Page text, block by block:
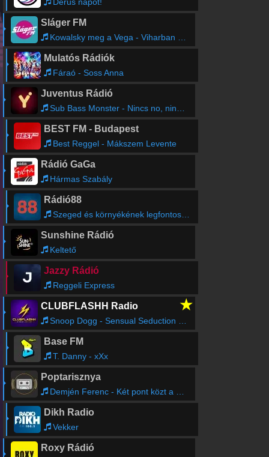
Sláger FM
Kowalsky meg a Vega - Viharban szivárvány
Mulatós Rádiók
Fáraó - Soss Anna
Juventus Rádió
Sub Bass Monster - Nincs no, nincs siras
BEST FM - Budapest
Best Reggel - Mákszem Levente
Rádió GaGa
Hármas Szabály
Rádió88
Szeged és környékének legfontosabb hírei
Sunshine Rádió
Keltető
Jazzy Rádió
Reggeli Express
CLUBFLASHH Radio ★
Snoop Dogg - Sensual Seduction (Wideboys Radio Mix)
Base FM
T. Danny - xXx
Poptarisznya
Demjén Ferenc - Két pont közt a híd
Dikh Radio
Vekker
Roxy Rádió